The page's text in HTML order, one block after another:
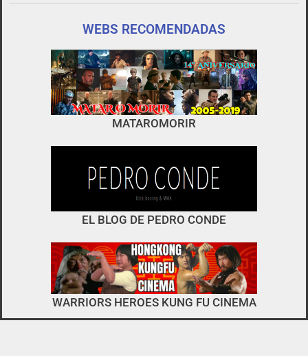
no es el típico de «llegar,
descargar y pirarse».
interactuar e integrarse
WEBS RECOMENDADAS
MATAROMORIR
EL BLOG DE PEDRO CONDE
WARRIORS HEROES KUNG FU CINEMA